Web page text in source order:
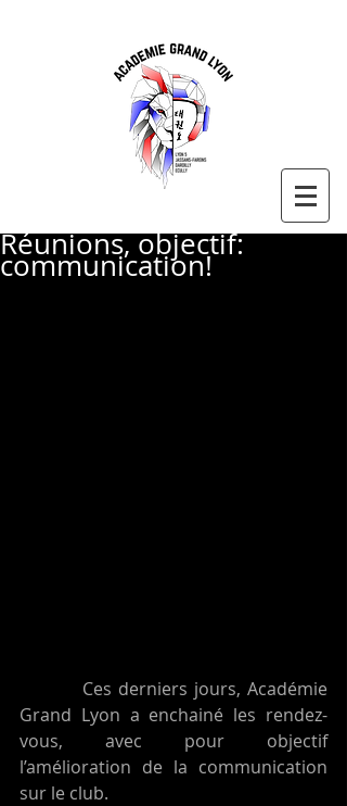
Réunions, objectif:
communication!
Grand Lyon a enchainé les rendez-
vous, avec pour objectif
l’amélioration de la communication
sur le club.